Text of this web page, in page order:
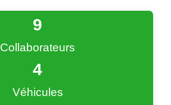
Collaborateurs
9
Véhicules
4